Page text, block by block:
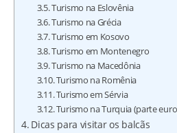
Turismo na Eslovênia
Turismo na Grécia
Turismo em Kosovo
Turismo em Montenegro
Turismo na Macedônia
Turismo na Romênia
Turismo em Sérvia
Turismo na Turquia (parte
Dicas para visitar os balcãs